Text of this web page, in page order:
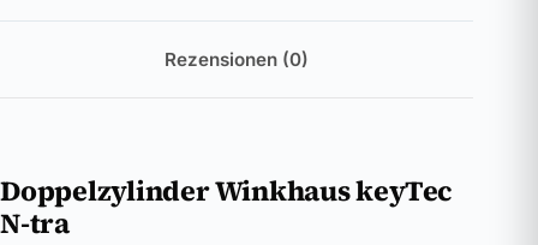
Rezensionen (0)
Doppelzylinder Winkhaus keyTec
N-tra